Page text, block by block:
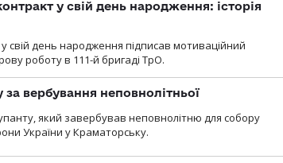
у свій день народження: історія
свій день народження підписав мотиваційний
роботу в 111-й бригаді ТрО.
вербування неповнолітньої
який завербував неповнолітню для собору
України у Краматорську.